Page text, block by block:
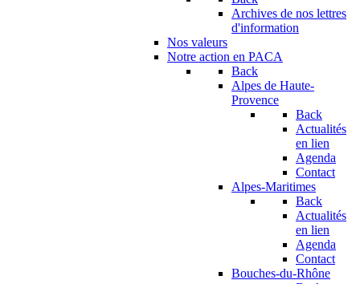
Archives de nos lettres
d'information
Nos valeurs
Notre action en PACA
Back
Alpes de Haute-
Provence
Back
Actualités
en lien
Agenda
Contact
Alpes-Maritimes
Back
Actualités
en lien
Agenda
Contact
Bouches-du-Rhône